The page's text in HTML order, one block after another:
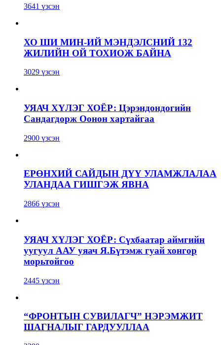
3641 үзсэн
ХО ШИ МИН-ИЙ МЭНДЭЛСНИЙ 132
ЖИЛИЙН ОЙ ТОХИОЖ БАЙНА
3029 үзсэн
УЯАЧ ХҮЛЭГ ХОЁР: Цэрэндондогийн
Сандагдорж Оонон хартайгаа
2900 үзсэн
ЕРӨНХИЙ САЙДЫН ДҮҮ УЛАМЖЛАЛАА
УЛАНДАА ГИШГЭЖ ЯВНА
2866 үзсэн
УЯАЧ ХҮЛЭГ ХОЁР: Сүхбаатар аймгийн
уугуул ААУ уяач Я.Бүтэмж гуай хонгор
морьтойгоо
2445 үзсэн
“ФРОНТЫН СУВИЛАГЧ” НЭРЭМЖИТ
ШАГНАЛЫГ ГАРДУУЛЛАА